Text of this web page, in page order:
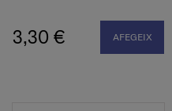
3,30 € AFEGEIX